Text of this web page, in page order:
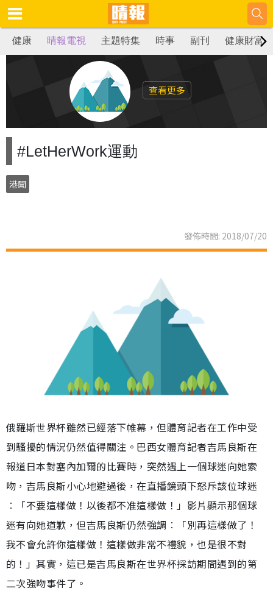
健康 晴報電視 主題特集 時事 副刊 健康財富
查看更多
#LetHerWork運動
港聞
發佈時間: 2018/07/20
俄羅斯世界杯雖然已經落下帷幕，但體育記者在工作中受
到騷擾的情況仍然值得關注。巴西女體育記者吉馬良斯在
報道日本對塞內加爾的比賽時，突然遇上一個球迷向她索
吻，吉馬良斯小心地避過後，在直播鏡頭下怒斥該位球迷
︰「不要這樣做！以後都不准這樣做！」影片顯示那個球
迷有向她道歉，但吉馬良斯仍然強調︰「別再這樣做了！
我不會允許你這樣做！這樣做非常不禮貌，也是很不對
的！」其實，這已是吉馬良斯在世界杯採訪期間遇到的第
二次強吻事件了。